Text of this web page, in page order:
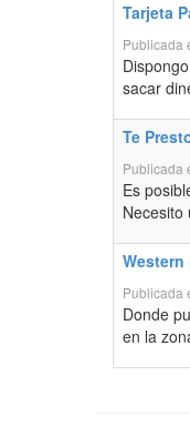
Tarjeta
Publicada
sacar
Te
Publicada
Es
Publicada
Donde
en la